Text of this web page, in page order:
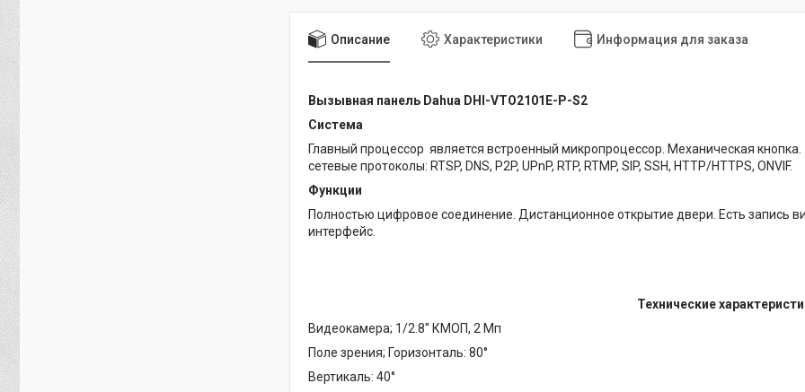
Описание Характеристики Информация для заказа
Вызывная панель Dahua DHI-VTO2101E-P-S2
Система
Главный процессор является встроенный микропроцессор. Механическая
сетевые протоколы: RTSP, DNS, P2P, UPnP, RTP, RTMP, SIP, SSH, HTTP/HTTPS, ONVIF.
Функции
Полностью цифровое соединение. Дистанционное открытие двери. Есть запись
интерфейс.
Технические
Видеокамера; 1/2.8'' КМОП, 2 Мп
Поле зрения; Горизонталь: 80°
Вертикаль: 40°